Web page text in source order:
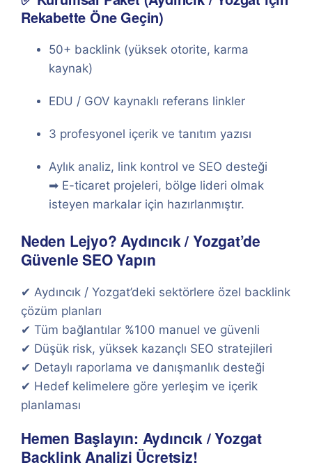
Rekabette Öne Geçin)
50+ backlink (yüksek otorite, karma
kaynak)
EDU / GOV kaynaklı referans linkler
3 profesyonel içerik ve tanıtım yazısı
Aylık analiz, link kontrol ve SEO desteği
➡ E-ticaret projeleri, bölge lideri olmak
isteyen markalar için hazırlanmıştır.
Neden Lejyo? Aydıncık / Yozgat’de
Güvenle SEO Yapın
✔ Aydıncık / Yozgat’deki sektörlere özel backlink
çözüm planları
✔ Tüm bağlantılar %100 manuel ve güvenli
✔ Düşük risk, yüksek kazançlı SEO stratejileri
✔ Detaylı raporlama ve danışmanlık desteği
✔ Hedef kelimelere göre yerleşim ve içerik
planlaması
Hemen Başlayın: Aydıncık / Yozgat
Backlink Analizi Ücretsiz!